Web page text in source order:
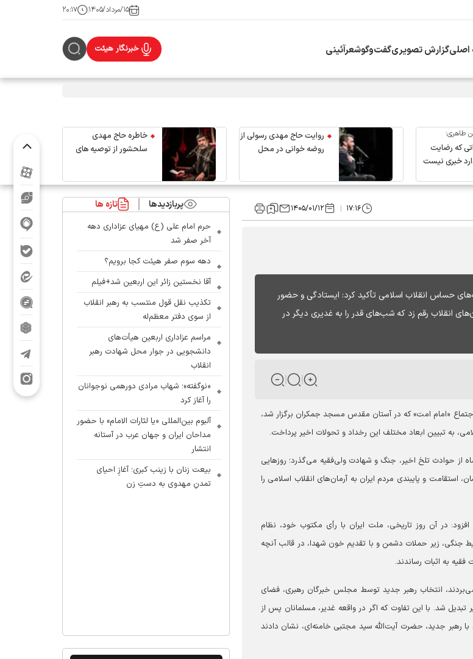
۱۵/مرداد/۱۴۰۵ ۲۰:۱۷
گزارش تصویریگفت‌وگوشعرآئینی خبرنگار هیئت
طاهری:
که رضایت
خبری نیست
روایت حاج مهدی رسولی از
روضه خوانی در محل
خاطره حاج مهدی
سلحشور از توصیه های
۱۷:۱۶ ۱۴۰۵/۰۱/۱۲
حساس انقلاب اسلامی تأکید کرد: ایستادگی و حضور
انقلاب رقم زد که شب‌های قدر را به غدیری دیگر در
«امام امت» که در آستان مقدس مسجد جمکران برگزار شد،
به تبیین ابعاد مختلف این رخداد و تحولات اخیر پرداخت.
حدود یک ماه از حوادث تلخ اخیر، جنگ و شهادت ولی‌فقیه می‌گذرد؛ روزهایی
استقامت و پایبندی مردم ایران به آرمان‌های انقلاب اسلامی را
حجت‌الاسلام والمسلمین هاشم الحیدری با یادآوری همه‌پرسی ۱۲ فروردین ۱۳۵۸ افزود: در آن روز تاریخی، ملت ایران با رأی مکتوب خود، نظام
جنگی، زیر حملات دشمن و با تقدیم خون شهدا، در قالب آنچه
فقیه به اثبات رساندند.
انتخاب رهبر جدید توسط مجلس خبرگان رهبری، فضای
شد. با این تفاوت که اگر در واقعه غدیر، مسلمانان پس از
با رهبر جدید، حضرت آیت‌الله سید مجتبی خامنه‌ای، نشان دادند
پربازدیدها تازه ها
حرم امام علی (ع) مهیای عزاداری دهه
آخر صفر شد
دهه سوم صفر هیئت کجا برویم؟
آقا نخستین زائر این اربعین شد+فیلم
تکذیب نقل قول منتسب به رهبر انقلاب
از سوی دفتر معظم‌له
مراسم عزاداری اربعین هیأت‌های
دانشجویی در جوار محل شهادت رهبر
انقلاب
«نوگفته»؛ شهاب مرادی دورهمی نوجوانان
را آغاز کرد
آلبوم بین‌المللی «یا لثارات الامام» با حضور
مداحان ایران و جهان عرب در آستانه
انتشار
بیعت زنان با زینب کبری؛ آغازِ احیای
تمدنِ مهدوی به دستِ زن